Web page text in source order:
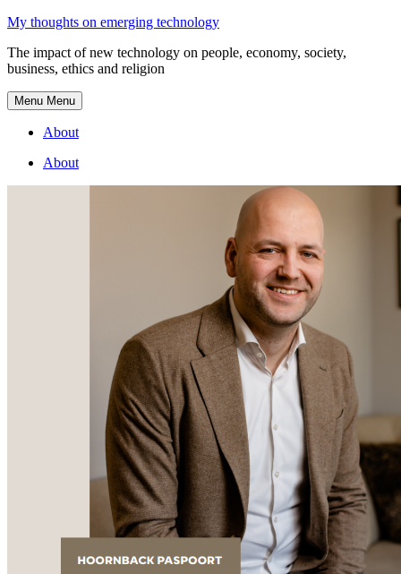
Skip
content
My thoughts on emerging technology
The impact of new technology on people, economy, society,
business, ethics and religion
Menu Menu
About
About